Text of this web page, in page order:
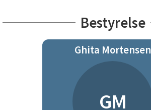
Bestyrelse
Ghita Mortensen
GM